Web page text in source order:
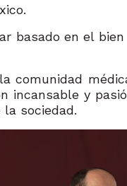
basado en el bien
comunidad
incansable y
sociedad.